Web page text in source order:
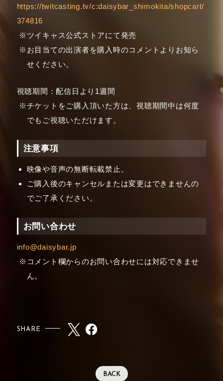
https://twitcasting.tv/c:daisybar_shimokita/shopcart/
374816
ツイキャス公式ストアにて発売
お目当ての出演者を購入時のコメントよりお知ら
せください。
視聴期間：配信日より1週間
チケットをご購入頂いた方は、視聴期間中は何度
でもご視聴いただけます。
注意事項
映像や音声の無断転載禁止。
ご購入後のキャンセルまたは変更はできませんの
でご了承ください。
お問い合わせ
info@daisybar.jp
コメント欄からのお問い合わせには対応できませ
ん。
SHARE
BACK